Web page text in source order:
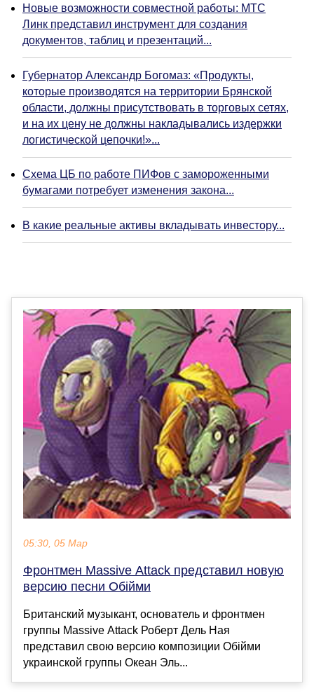
Новые возможности совместной работы: МТС
Линк представил инструмент для создания
документов, таблиц и презентаций...
Губернатор Александр Богомаз: «Продукты,
которые производятся на территории Брянской
области, должны присутствовать в торговых сетях,
и на их цену не должны накладывались издержки
логистической цепочки!»...
Схема ЦБ по работе ПИФов с замороженными
бумагами потребует изменения закона...
В какие реальные активы вкладывать инвестору...
05:30, 05 Мар
Фронтмен Massive Attack представил новую
версию песни Обійми
Британский музыкант, основатель и фронтмен
группы Massive Attack Роберт Дель Ная
представил свою версию композиции Обійми
украинской группы Океан Эль...